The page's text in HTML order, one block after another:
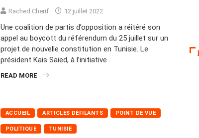
Rached Cherif 12 juillet 2022
Une coalition de partis d’opposition a réitéré son
appel au boycott du référendum du 25 juillet sur un
projet de nouvelle constitution en Tunisie. Le
président Kais Saied, à l’initiative
READ MORE
ACCUEIL ARTICLES DÉFILANTS POINT DE VUE
POLITIQUE TUNISIE